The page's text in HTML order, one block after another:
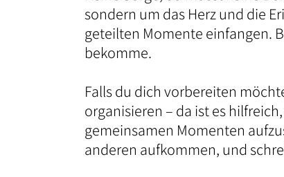
sondern um das Herz und die
geteilten Momente einfangen.
bekomme.
Falls du dich vorbereiten
organisieren – da ist es
gemeinsamen Momenten
anderen aufkommen, und